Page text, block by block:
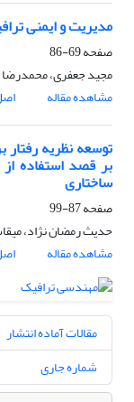
مدیریت و ایمنی
صفحه69-86
مجید جعفری،
مشاهده مقاله
توسعه نظریه
بر قصد استفاده
ساختاری
صفحه87-99
حدیث رمضان نژاد،
مشاهده مقاله
مقالات آماده انتشار
شماره جاری